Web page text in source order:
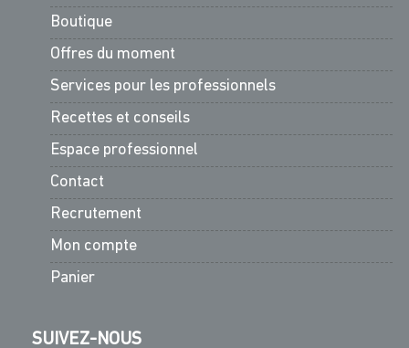
Boutique
Offres du moment
Services pour les professionnels
Recettes et conseils
Espace professionnel
Contact
Recrutement
Mon compte
Panier
SUIVEZ-NOUS